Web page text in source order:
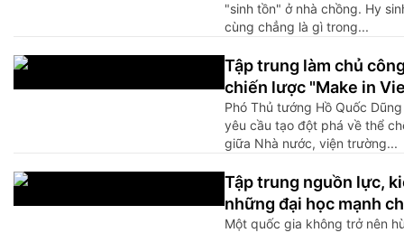
"sinh tồn" ở nhà chồng. Hy
cùng chẳng là gì trong...
Tập trung làm chủ
chiến lược "Make in
Phó Thủ tướng Hồ Quốc
yêu cầu tạo đột phá về thể
giữa Nhà nước, viện trường...
Tập trung nguồn lực,
những đại học mạnh
Một quốc gia không trở nên